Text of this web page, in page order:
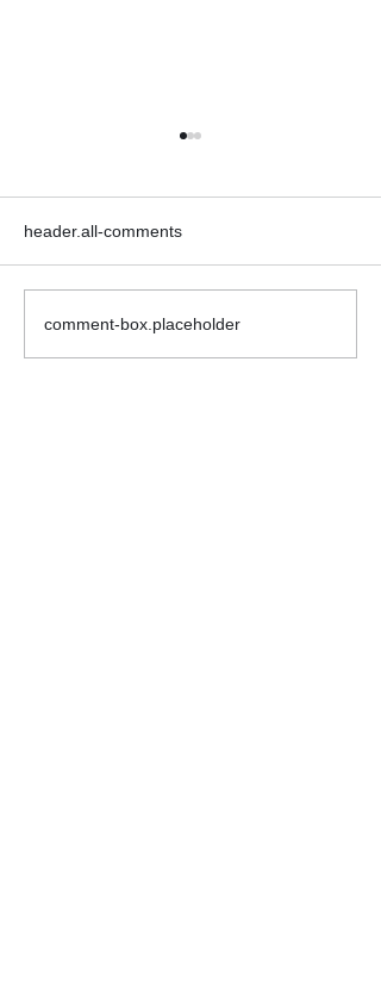
●イキイキ運動教室 レク
リエーション●
header.all-comments
comment-box.placeholder